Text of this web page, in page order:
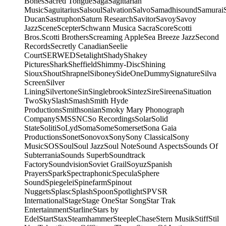
MusicSaguitariusSalsoulSalvationSalvoSamadhisoundSamurai
DucanSastruphonSaturn ResearchSavitorSavoySavoy
JazzSceneScepterSchwann Musica SacraScoreScotti
Bros.Scotti BrothersScreaming AppleSea Breeze JazzSecond
RecordsSecretly CanadianSeelie
CourtSERWEDSetalightShadyShakey
PicturesSharkSheffieldShimmy-DiscShining
SiouxShoutShrapnelSiboneySideOneDummySignatureSilva
ScreenSilver
LiningSilvertoneSinSinglebrookSintezSireSireenaSituation
TwoSkySlashSmashSmith Hyde
ProductionsSmithsonianSmoky Mary Phonograph
CompanySMSSNCSo RecordingsSolarSolid
StateSolitiSoLydSomaSomeSomersetSona Gaia
ProductionsSonetSonovoxSonySony ClassicalSony
MusicSOSSoulSoul JazzSoul NoteSound AspectsSounds Of
SubterraniaSounds SuperbSoundtrack
FactorySoundvisionSoviet GrailSoyuzSpanish
PrayersSparkSpectraphonicSpeculaSphere
SoundSpiegeleiSpinefarmSpinout
NuggetsSplascSplashSpoonSpotlightSPVSR
InternationalStageStage OneStar SongStar Trak
EntertainmentStarlineStars by
EdelStartStaxSteamhammerSteepleChaseStern MusikStiffStil